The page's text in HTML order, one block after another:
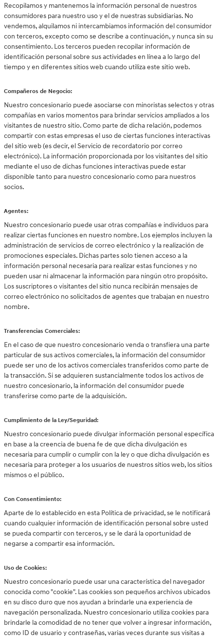
Recopilamos y mantenemos la información personal de nuestros
consumidores para nuestro uso y el de nuestras subsidiarias. No
vendemos, alquilamos ni intercambiamos información del consumidor
con terceros, excepto como se describe a continuación, y nunca sin su
consentimiento. Los terceros pueden recopilar información de
identificación personal sobre sus actividades en línea a lo largo del
tiempo y en diferentes sitios web cuando utiliza este sitio web.
Compañeros de Negocio:
Nuestro concesionario puede asociarse con minoristas selectos y otras
compañías en varios momentos para brindar servicios ampliados a los
visitantes de nuestro sitio. Como parte de dicha relación, podemos
compartir con estas empresas el uso de ciertas funciones interactivas
del sitio web (es decir, el Servicio de recordatorio por correo
electrónico). La información proporcionada por los visitantes del sitio
mediante el uso de dichas funciones interactivas puede estar
disponible tanto para nuestro concesionario como para nuestros
socios.
Agentes:
Nuestro concesionario puede usar otras compañías e individuos para
realizar ciertas funciones en nuestro nombre. Los ejemplos incluyen la
administración de servicios de correo electrónico y la realización de
promociones especiales. Dichas partes solo tienen acceso a la
información personal necesaria para realizar estas funciones y no
pueden usar ni almacenar la información para ningún otro propósito.
Los suscriptores o visitantes del sitio nunca recibirán mensajes de
correo electrónico no solicitados de agentes que trabajan en nuestro
nombre.
Transferencias Comerciales:
En el caso de que nuestro concesionario venda o transfiera una parte
particular de sus activos comerciales, la información del consumidor
puede ser uno de los activos comerciales transferidos como parte de
la transacción. Si se adquieren sustancialmente todos los activos de
nuestro concesionario, la información del consumidor puede
transferirse como parte de la adquisición.
Cumplimiento de la Ley/Seguridad:
Nuestro concesionario puede divulgar información personal específica
en base a la creencia de buena fe de que dicha divulgación es
necesaria para cumplir o cumplir con la ley o que dicha divulgación es
necesaria para proteger a los usuarios de nuestros sitios web, los sitios
mismos o el público.
Con Consentimiento:
Aparte de lo establecido en esta Política de privacidad, se le notificará
cuando cualquier información de identificación personal sobre usted
se pueda compartir con terceros, y se le dará la oportunidad de
negarse a compartir esa información.
Uso de Cookies:
Nuestro concesionario puede usar una característica del navegador
conocida como "cookie". Las cookies son pequeños archivos ubicados
en su disco duro que nos ayudan a brindarle una experiencia de
navegación personalizada. Nuestro concesionario utiliza cookies para
brindarle la comodidad de no tener que volver a ingresar información,
como ID de usuario y contraseñas, varias veces durante sus visitas a